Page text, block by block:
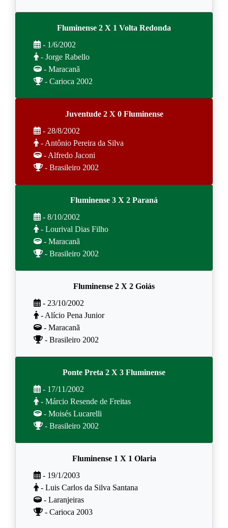
Fluminense 2 X 1 Volta Redonda
- 1/6/2002
- Jorge Rabello
- Maracanã
- Carioca 2002
Juventude 2 X 0 Fluminense
- 28/8/2002
- Antônio Pereira da Silva
- Alfredo Jaconi
- Brasileiro 2002
Fluminense 3 X 2 Paraná
- 8/10/2002
- Lourival Dias Filho
- Maracanã
- Brasileiro 2002
Fluminense 2 X 2 Goiás
- 23/10/2002
- Alício Pena Junior
- Maracanã
- Brasileiro 2002
Ponte Preta 2 X 3 Fluminense
- 17/11/2002
- Márcio Resende de Freitas
- Moisés Lucarelli
- Brasileiro 2002
Fluminense 1 X 1 Olaria
- 19/1/2003
- Luis Carlos da Silva Santana
- Laranjeiras
- Carioca 2003